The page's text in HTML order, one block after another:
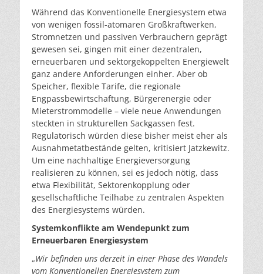
Während das Konventionelle Energiesystem etwa
von wenigen fossil-atomaren Großkraftwerken,
Stromnetzen und passiven Verbrauchern geprägt
gewesen sei, gingen mit einer dezentralen,
erneuerbaren und sektorgekoppelten Energiewelt
ganz andere Anforderungen einher. Aber ob
Speicher, flexible Tarife, die regionale
Engpassbewirtschaftung, Bürgerenergie oder
Mieterstrommodelle – viele neue Anwendungen
steckten in strukturellen Sackgassen fest.
Regulatorisch würden diese bisher meist eher als
Ausnahmetatbestände gelten, kritisiert Jatzkewitz.
Um eine nachhaltige Energieversorgung
realisieren zu können, sei es jedoch nötig, dass
etwa Flexibilität, Sektorenkopplung oder
gesellschaftliche Teilhabe zu zentralen Aspekten
des Energiesystems würden.
Systemkonflikte am Wendepunkt zum
Erneuerbaren Energiesystem
„Wir befinden uns derzeit in einer Phase des Wandels
vom Konventionellen Energiesystem zum